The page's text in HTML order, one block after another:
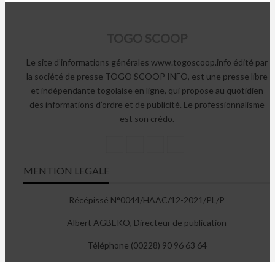
Le site d’informations générales www.togoscoop.info édité par
la société de presse TOGO SCOOP INFO, est une presse libre
et indépendante togolaise en ligne, qui propose au quotidien
des informations d’ordre et de publicité. Le professionnalisme
est son crédo.
MENTION LEGALE
Récépissé N°0044/HAAC/12-2021/PL/P
Albert AGBEKO, Directeur de publication
Téléphone (00228) 90 96 63 64